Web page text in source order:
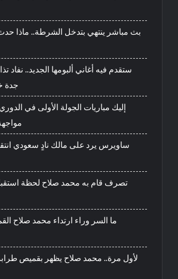
بث مباشر ينتهي بتدخل الشرطة.. ماذا
ستقدم فيه أغاني ألبومها الجديد.. نفاد
جدة
إليك مباريات الجولة الأولى في
ساويرس يرد على مالك نادٍ سعودي
تصرف قام به محمد صلاح لحظة
لأول مرة.. محمد صلاح يظهر بقميص